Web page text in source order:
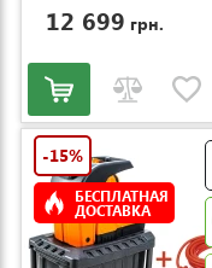
12 699 грн.
-15%
БЕСПЛАТНАЯ
ДОСТАВКА